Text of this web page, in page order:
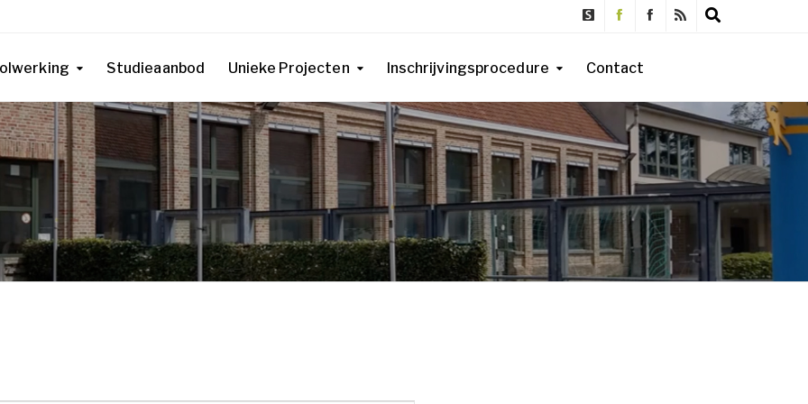
Studieaanbod Unieke Projecten Inschrijvingsprocedure Contact